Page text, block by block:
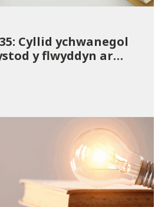
Cyllid ychwanegol
y flwyddyn ar
conservatoire
a drama sy’n